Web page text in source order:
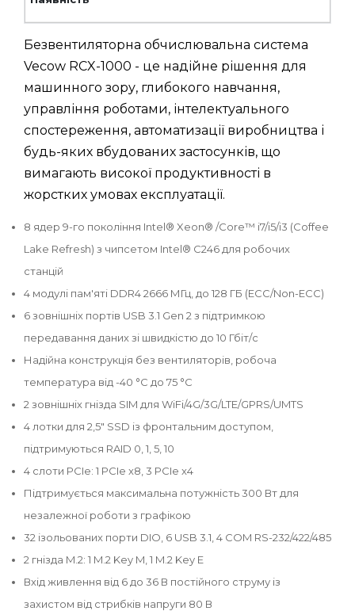
Безвентиляторна обчислювальна система
Vecow RCX-1000 - це надійне рішення для
машинного зору, глибокого навчання,
управління роботами, інтелектуального
спостереження, автоматизації виробництва і
будь-яких вбудованих застосунків, що
вимагають високої продуктивності в
жорстких умовах експлуатації.
8 ядер 9-го покоління Intel® Xeon® /Core™ i7/i5/i3 (Coffee
Lake Refresh) з чипсетом Intel® C246 для робочих
станцій
4 модулі пам'яті DDR4 2666 МГц, до 128 ГБ (ECC/Non-ECC)
6 зовнішніх портів USB 3.1 Gen 2 з підтримкою
передавання даних зі швидкістю до 10 Гбіт/с
Надійна конструкція без вентиляторів, робоча
температура від -40 °C до 75 °C
2 зовнішніх гнізда SIM для WiFi/4G/3G/LTE/GPRS/UMTS
4 лотки для 2,5" SSD із фронтальним доступом,
підтримуються RAID 0, 1, 5, 10
4 слоти PCIe: 1 PCIe x8, 3 PCIe x4
Підтримується максимальна потужність 300 Вт для
незалежної роботи з графікою
32 ізольованих порти DIO, 6 USB 3.1, 4 COM RS-232/422/485
2 гнізда M.2: 1 M.2 Key M, 1 M.2 Key E
Вхід живлення від 6 до 36 В постійного струму із
захистом від стрибків напруги 80 В